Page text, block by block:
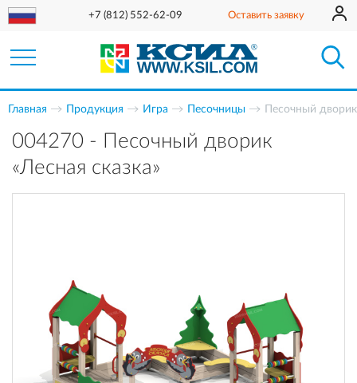
+7 (812) 552-62-09 Оставить заявку
Главная Продукция Игра Песочницы Песочный дворик
004270 - Песочный дворик
«Лесная сказка»